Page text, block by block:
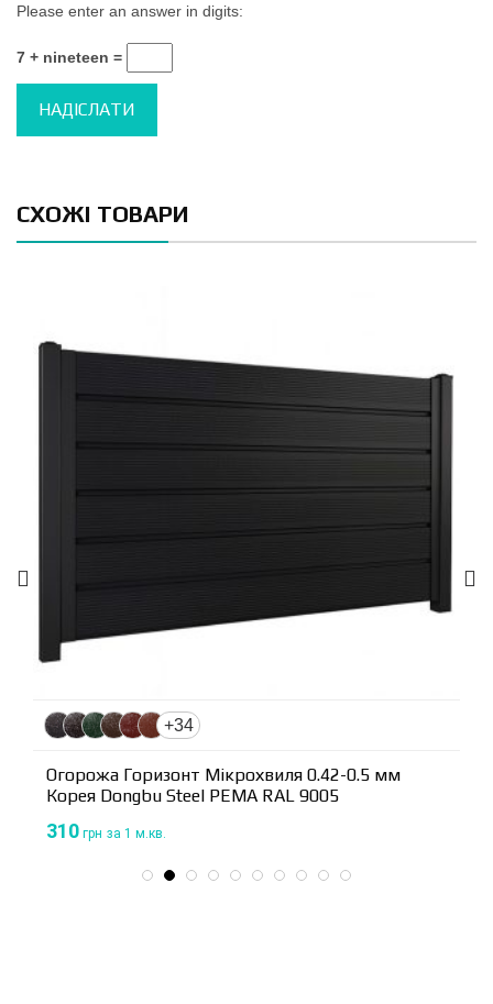
Please enter an answer in digits:
7 + nineteen =
СХОЖІ ТОВАРИ
+34
Огорожа Горизонт Мікрохвиля 0.42-0.5 мм
Корея Dongbu Steel PEМА RAL 9005
310 грн за 1 м.кв.